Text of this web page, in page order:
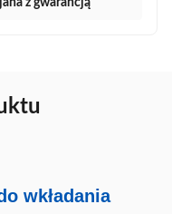
z gwarancją
wkładania